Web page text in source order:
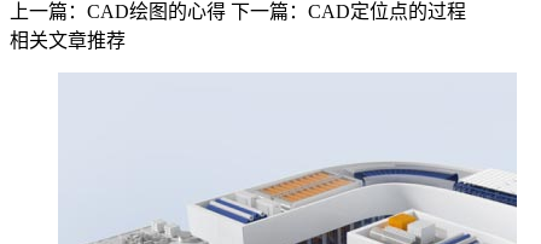
上一篇：CAD绘图的心得 下一篇：CAD定位点的过程
相关文章推荐